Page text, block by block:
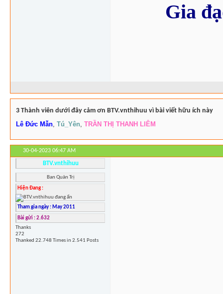
Gia
3 Thành viên dưới đây cảm ơn BTV.vnthihuu vì bài viết hữu ích này
Lê Đức Mẫn, Tú_Yên, TRẦN THỊ THANH LIÊM
30-04-2023 06:47 AM
BTV.vnthihuu
Ban Quản Trị
Hiện Đang :
Tham gia ngày : May 2011
Bài gửi : 2.632
Thanks
272
Thanked 22.748 Times in 2.541 Posts